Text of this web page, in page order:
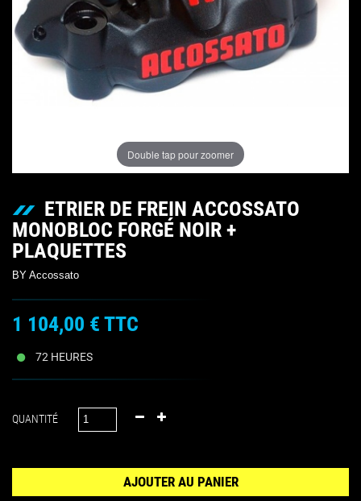
Double tap pour zoomer
ETRIER DE FREIN ACCOSSATO
MONOBLOC FORGÉ NOIR +
PLAQUETTES
BY Accossato
1 104,00 € TTC
72 HEURES
QUANTITÉ
AJOUTER AU PANIER